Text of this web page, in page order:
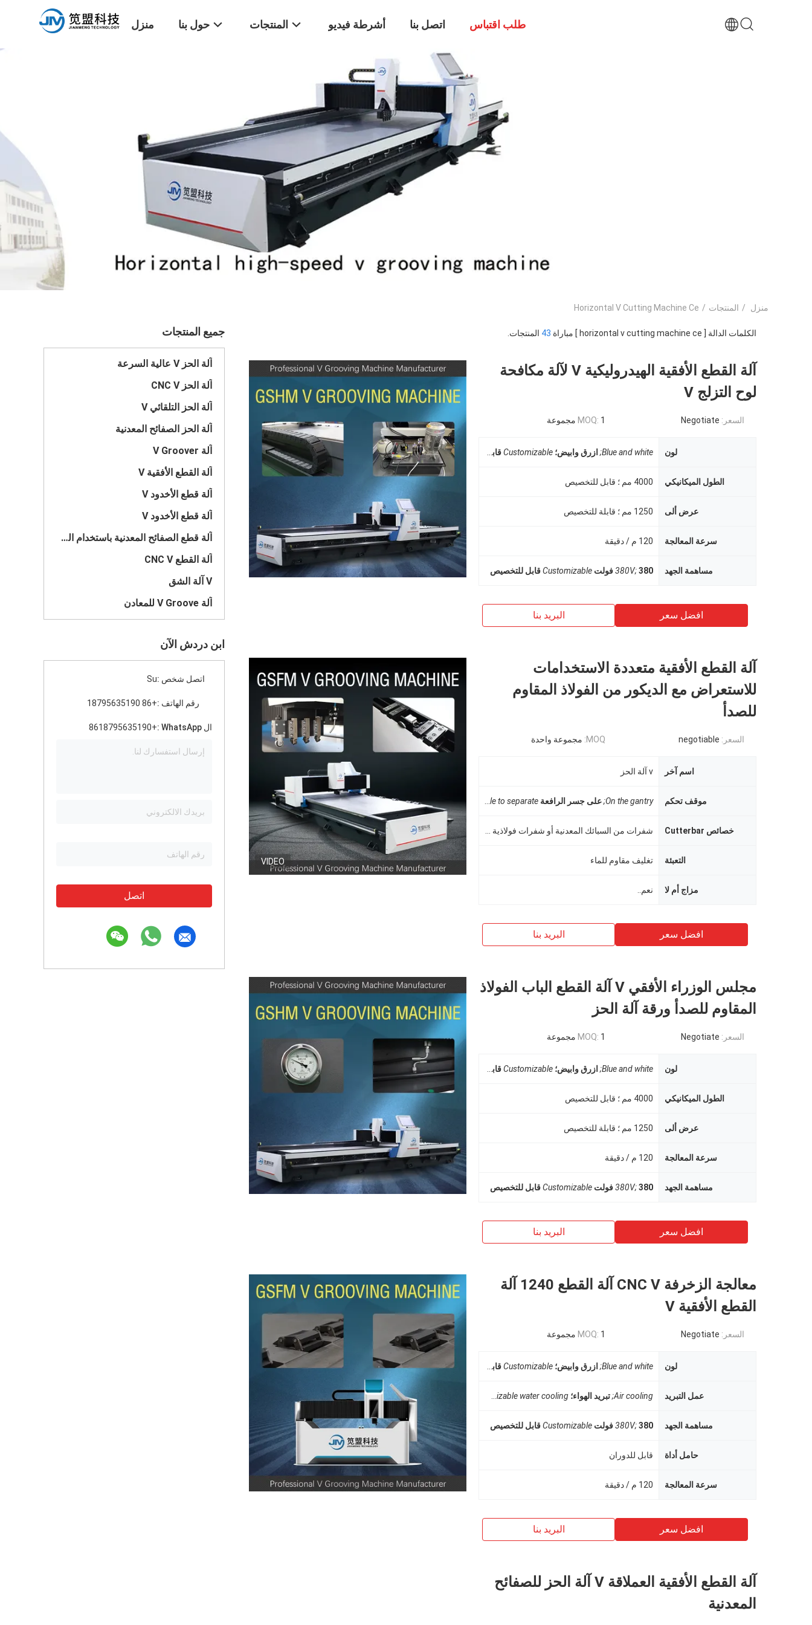
منزل حول بنا المنتجات أشرطة فيديو اتصل بنا طلب اقتباس
منزل / المنتجات /
Horizontal V Cutting Machine Ce
جميع المنتجات
آلة الحز V عالية السرعة
آلة الحز CNC V
آلة الحز التلقائي V
آلة الحز الصفائح المعدنية
آلة V Groover
آلة القطع الأفقية V
آلة قطع الأخدود V
آلة قطع الأخدود V
آلة قطع الصفائح المعدنية باستخدام الحاسب الآلي
آلة القطع CNC V
V آلة الشق
آلة V Groove للمعادن
ابن دردش الآن
اتصل شخص :Su
رقم الهاتف :+86 18795635190
ال WhatsApp : +8618795635190
اتصل
الكلمات الدالة [ horizontal v cutting machine ce ] مباراة 43 المنتجات.
آلة القطع الأفقية الهيدروليكية V لآلة مكافحة
لوح التزلج V
السعر: Negotiate
MOQ: 1 مجموعة
لون Blue and white; ازرق وابيض؛ Customizableقابل للتخصيص
الطول الميكانيكي 4000 مم ؛ قابل للتخصيص
عرض ألى 1250 مم ؛ قابلة للتخصيص
سرعة المعالجة 120 م / دقيقة
مساهمة الجهد 380V;380 فولت Customizableقابل للتخصيص
افضل سعر البريد بنا
VIDEO
آلة القطع الأفقية متعددة الاستخدامات
للاستعراض مع الديكور من الفولاذ المقاوم
للصدأ
السعر: negotiable
MOQ: مجموعة واحدة
اسم آخر v آلة الحز
موقف تحكم On the gantry; على جسر الرافعة Customizable to separate قابل للتخصيص للفصل
خصائص Cutterbar
التعبئة تغليف مقاوم للماء
مزاج أم لا نعم..
افضل سعر البريد بنا
مجلس الوزراء الأفقي V آلة القطع الباب الفولاذ
المقاوم للصدأ ورقة آلة الحز
السعر: Negotiate
MOQ: 1 مجموعة
لون Blue and white; ازرق وابيض؛ Customizableقابل للتخصيص
الطول الميكانيكي 4000 مم ؛ قابل للتخصيص
عرض ألى 1250 مم ؛ قابلة للتخصيص
سرعة المعالجة 120 م / دقيقة
مساهمة الجهد 380V;380 فولت Customizableقابل للتخصيص
افضل سعر البريد بنا
معالجة الزخرفة CNC V آلة القطع 1240 آلة
القطع الأفقية V
السعر: Negotiate
MOQ: 1 مجموعة
لون Blue and white; ازرق وابيض؛ Customizableقابل للتخصيص
عمل التبريد Air cooling; تبريد الهواء؛ Customizable water cooling تبريد مائي قابل للتخصي
مساهمة الجهد 380V;380 فولت Customizableقابل للتخصيص
حامل أداة قابل للدوران
سرعة المعالجة 120 م / دقيقة
افضل سعر البريد بنا
آلة القطع الأفقية العملاقة V آلة الحز للصفائح
المعدنية